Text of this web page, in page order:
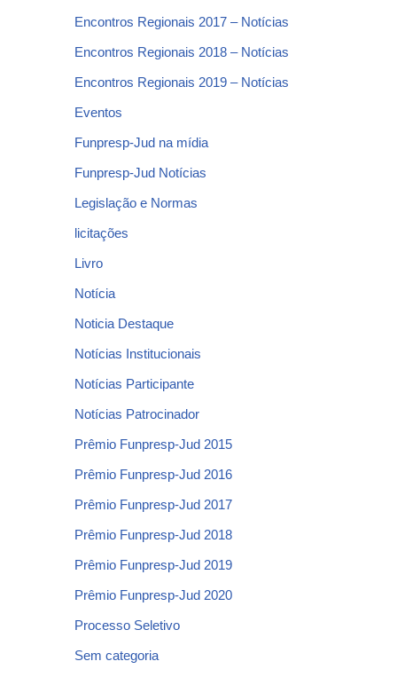
Encontros Regionais 2017 – Notícias
Encontros Regionais 2018 – Notícias
Encontros Regionais 2019 – Notícias
Eventos
Funpresp-Jud na mídia
Funpresp-Jud Notícias
Legislação e Normas
licitações
Livro
Notícia
Noticia Destaque
Notícias Institucionais
Notícias Participante
Notícias Patrocinador
Prêmio Funpresp-Jud 2015
Prêmio Funpresp-Jud 2016
Prêmio Funpresp-Jud 2017
Prêmio Funpresp-Jud 2018
Prêmio Funpresp-Jud 2019
Prêmio Funpresp-Jud 2020
Processo Seletivo
Sem categoria